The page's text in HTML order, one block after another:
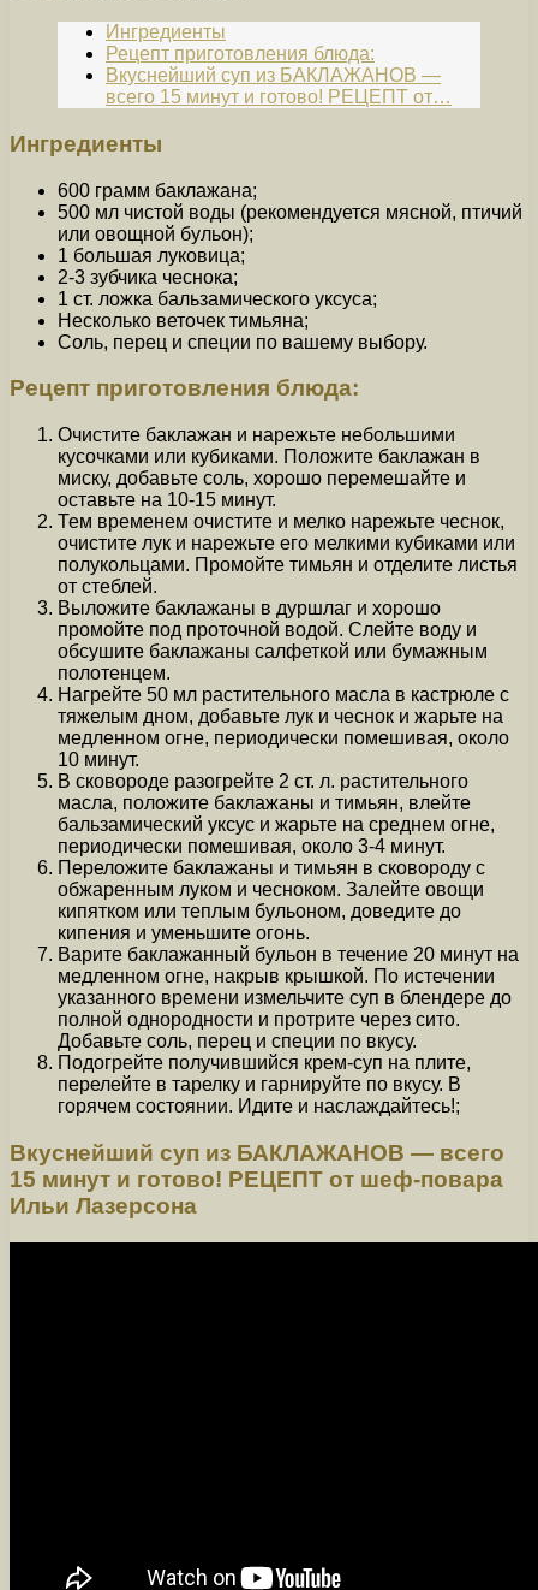
Ингредиенты
Рецепт приготовления блюда:
Вкуснейший суп из БАКЛАЖАНОВ —
всего 15 минут и готово! РЕЦЕПТ от…
Ингредиенты
600 грамм баклажана;
500 мл чистой воды (рекомендуется мясной, птичий
или овощной бульон);
1 большая луковица;
2-3 зубчика чеснока;
1 ст. ложка бальзамического уксуса;
Несколько веточек тимьяна;
Соль, перец и специи по вашему выбору.
Рецепт приготовления блюда:
Очистите баклажан и нарежьте небольшими
кусочками или кубиками. Положите баклажан в
миску, добавьте соль, хорошо перемешайте и
оставьте на 10-15 минут.
Тем временем очистите и мелко нарежьте чеснок,
очистите лук и нарежьте его мелкими кубиками или
полукольцами. Промойте тимьян и отделите листья
от стеблей.
Выложите баклажаны в дуршлаг и хорошо
промойте под проточной водой. Слейте воду и
обсушите баклажаны салфеткой или бумажным
полотенцем.
Нагрейте 50 мл растительного масла в кастрюле с
тяжелым дном, добавьте лук и чеснок и жарьте на
медленном огне, периодически помешивая, около
10 минут.
В сковороде разогрейте 2 ст. л. растительного
масла, положите баклажаны и тимьян, влейте
бальзамический уксус и жарьте на среднем огне,
периодически помешивая, около 3-4 минут.
Переложите баклажаны и тимьян в сковороду с
обжаренным луком и чесноком. Залейте овощи
кипятком или теплым бульоном, доведите до
кипения и уменьшите огонь.
Варите баклажанный бульон в течение 20 минут на
медленном огне, накрыв крышкой. По истечении
указанного времени измельчите суп в блендере до
полной однородности и протрите через сито.
Добавьте соль, перец и специи по вкусу.
Подогрейте получившийся крем-суп на плите,
перелейте в тарелку и гарнируйте по вкусу. В
горячем состоянии. Идите и наслаждайтесь!;
Вкуснейший суп из БАКЛАЖАНОВ — всего
15 минут и готово! РЕЦЕПТ от шеф-повара
Ильи Лазерсона